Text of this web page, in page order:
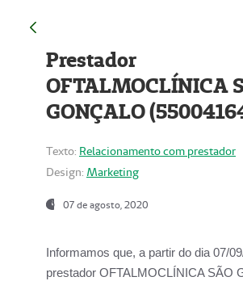
Prestador
OFTALMOCLÍNICA
GONÇALO
Texto: Relacionamento com prestador
Design: Marketing
07 de agosto, 2020
Informamos que, a partir do dia07/
prestador OFTALMOCLÍNICA SÃO